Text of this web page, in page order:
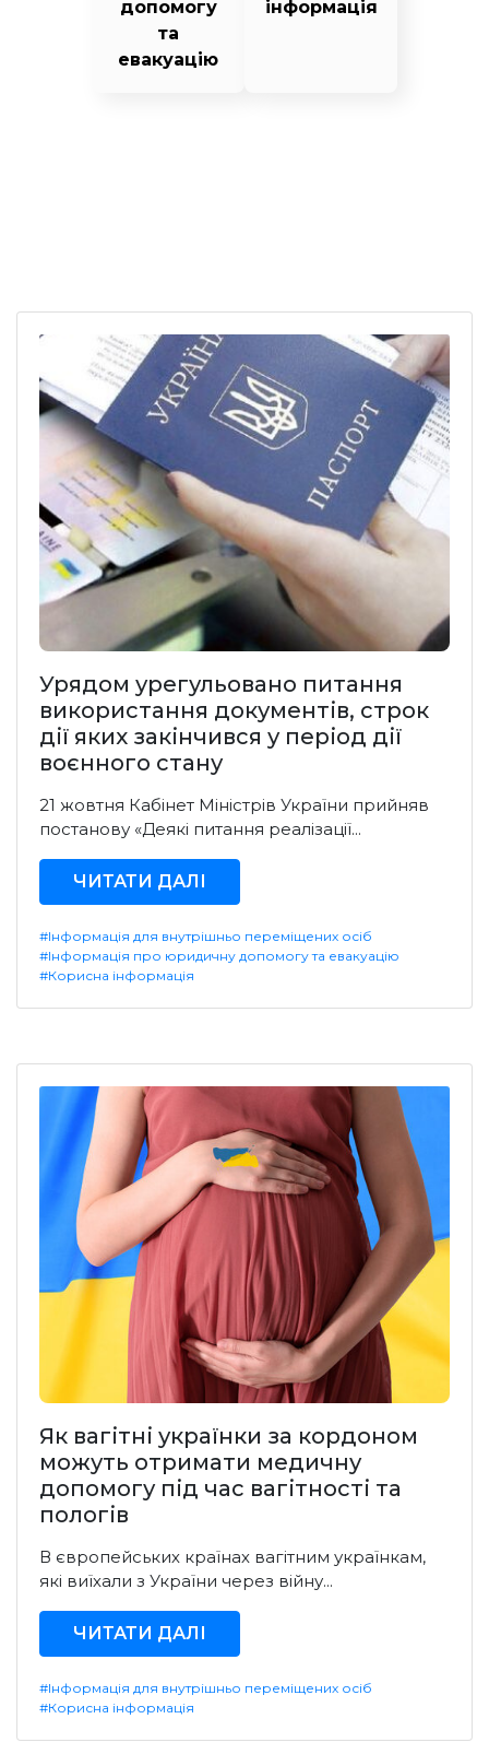
допомогу
та
евакуацію
інформація
Урядом урегульовано питання
використання документів, строк
дії яких закінчився у період дії
воєнного стану
21 жовтня Кабінет Міністрів України прийняв
постанову «Деякі питання реалізації...
ЧИТАТИ ДАЛІ
#Інформація для внутрішньо переміщених осіб
#Інформація про юридичну допомогу та евакуацію
#Корисна інформація
Як вагітні українки за кордоном
можуть отримати медичну
допомогу під час вагітності та
пологів
В європейських країнах вагітним українкам,
які виїхали з України через війну...
ЧИТАТИ ДАЛІ
#Інформація для внутрішньо переміщених осіб
#Корисна інформація